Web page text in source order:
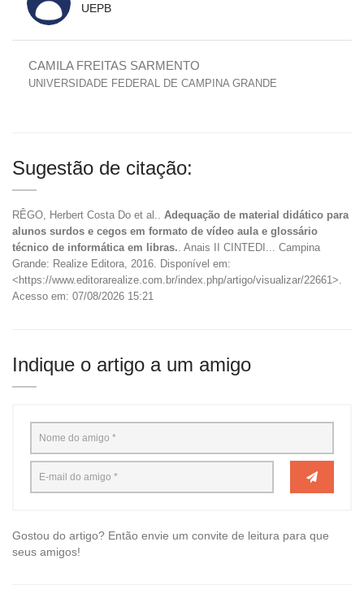
UEPB
CAMILA FREITAS SARMENTO
UNIVERSIDADE FEDERAL DE CAMPINA GRANDE
Sugestão de citação:
RÊGO, Herbert Costa Do et al.. Adequação de material didático para
alunos surdos e cegos em formato de vídeo aula e glossário
técnico de informática em libras. . Anais II CINTEDI... Campina
Grande: Realize Editora, 2016. Disponível em:
<https://www.editorarealize.com.br/index.php/artigo/visualizar/22661>.
Acesso em: 07/08/2026 15:21
Indique o artigo a um amigo
Gostou do artigo? Então envie um convite de leitura para que
seus amigos!